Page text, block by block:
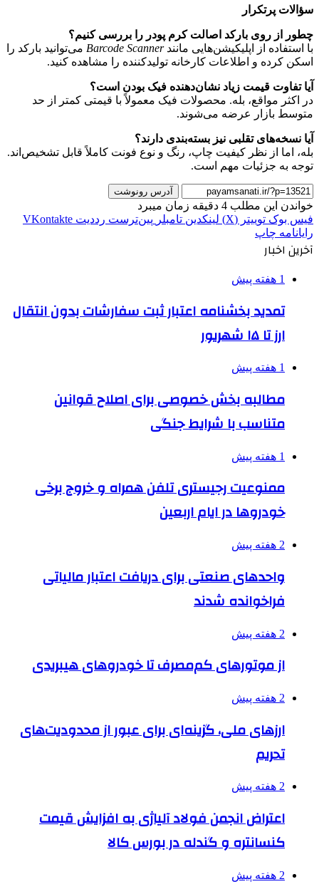
سؤالات پرتکرار
چطور از روی بارکد اصالت کرم پودر را بررسی کنیم؟
با استفاده از اپلیکیشن‌هایی مانندBarcode Scanner می‌توانید بارکد را
اسکن کرده و اطلاعات کارخانه تولیدکننده را مشاهده کنید.
آیا تفاوت قیمت زیاد نشان‌دهنده فیک بودن است؟
در اکثر مواقع، بله. محصولات فیک معمولاً با قیمتی کمتر از حد
متوسط بازار عرضه می‌شوند.
آیا نسخه‌های تقلبی نیز بسته‌بندی دارند؟
بله، اما از نظر کیفیت چاپ، رنگ و نوع فونت کاملاً قابل تشخیص‌اند.
توجه به جزئیات مهم است.
آدرس رونوشت
خواندن این مطلب 4 دقیقه زمان میبرد
فیس بوک توییتر (X) لینکدین ‫تامبلر ‫پین‌ترست ‫رددیت ‫VKontakte
رایانامه چاپ
آخرین اخبار
1 هفته پیش
تمدید بخشنامه اعتبار ثبت سفارشات بدون انتقال
ارز تا ۱۵ شهریور
1 هفته پیش
مطالبه بخش خصوصی برای اصلاح قوانین
متناسب با شرایط جنگی
1 هفته پیش
ممنوعیت رجیستری تلفن همراه و خروج برخی
خودروها در ایام اربعین
2 هفته پیش
واحدهای صنعتی برای دریافت اعتبار مالیاتی
فراخوانده شدند
2 هفته پیش
از موتورهای کم‌مصرف تا خودروهای هیبریدی
2 هفته پیش
ارزهای ملی، گزینه‌ای برای عبور از محدودیت‌های
تحریم
2 هفته پیش
اعتراض انجمن فولاد آلیاژی به افزایش قیمت
کنسانتره و گندله در بورس کالا
2 هفته پیش